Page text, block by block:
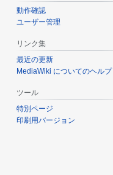
動作確認
ユーザー管理
リンク集
最近の更新
MediaWiki についてのヘルプ
ツール
特別ページ
印刷用バージョン